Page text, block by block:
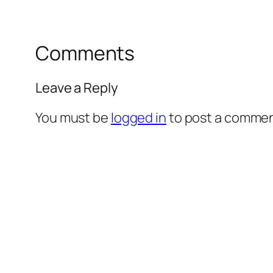
Comments
Leave a Reply
You must be logged into post a